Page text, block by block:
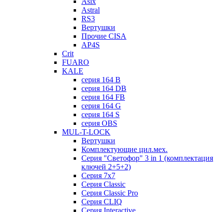
Astral
RS3
Вертушки
Прочие CISA
AP4S
Crit
FUARO
KALE
серия 164 B
серия 164 DB
серия 164 FB
серия 164 G
серия 164 S
серия OBS
MUL-T-LOCK
Вертушки
Комплектующие цил.мех.
Серия "Светофор" 3 in 1 (комплектация
ключей 2+5+2)
Серия 7х7
Серия Classic
Серия Classic Pro
Серия CLIQ
Серия Interactive